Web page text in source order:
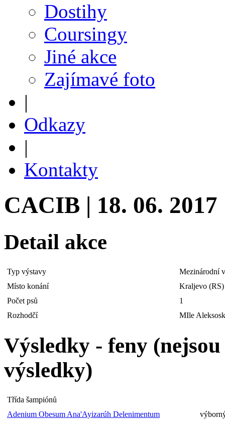
Dostihy
Coursingy
Jiné akce
Zajímavé foto
|
Odkazy
|
Kontakty
CACIB | 18. 06. 2017
Detail akce
Typ výstavy
Mezinárodní
Místo konání
Kraljevo (RS)
Počet psů
1
Rozhodčí
MIle
Výsledky - feny
výsledky)
Třída šampiónů
Adenium Obesum Ana'Ayizarúh Delenimentum